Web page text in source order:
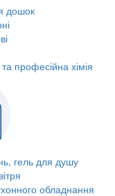
дошок
професійна хімія
гель для душу
обладнання